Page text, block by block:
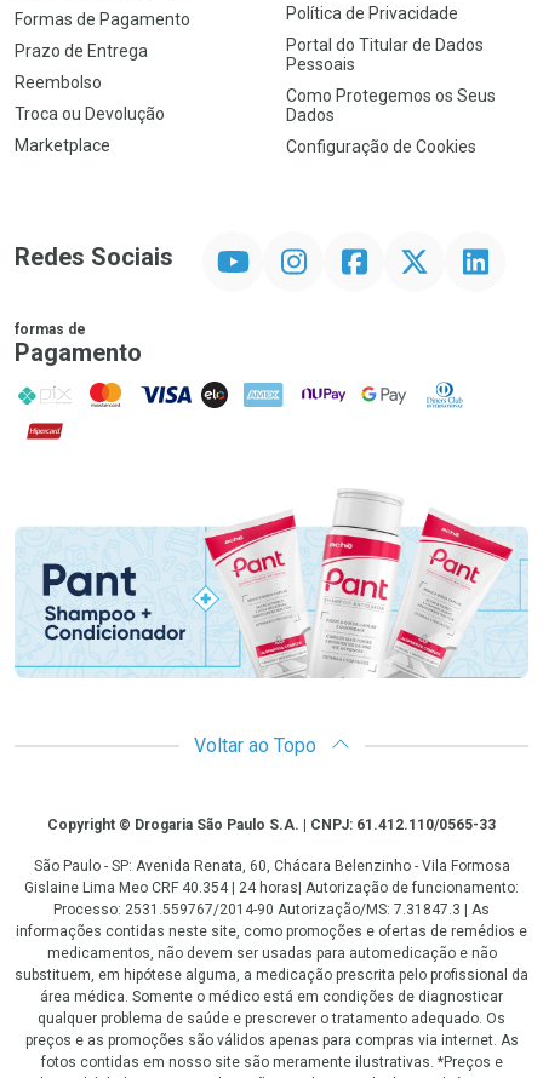
Formas de Pagamento
Prazo de Entrega
Reembolso
Troca ou Devolução
Marketplace
Política de Privacidade
Portal do Titular de Dados
Pessoais
Como Protegemos os Seus
Dados
Configuração de Cookies
Redes Sociais InstagramFacebookTwitter Linkedin
formas de
Pagamento
PIX MasterCard
VISA ELO AMEX NuPay Google PayDiners Club
Hipercard
Promoção em Destaque
Voltar ao Topo
CopyrightCopyright © Drogaria São Paulo S.A. | CNPJ: 61.412.110/0565-33
São Paulo - SP: Avenida Renata, 60, Chácara Belenzinho - Vila Formosa
Gislaine Lima Meo CRF 40.354 | 24 horas| Autorização de funcionamento:
Processo: 2531.559767/2014-90 Autorização/MS: 7.31847.3 | As
informações contidas neste site, como promoções e ofertas de remédios e
medicamentos, não devem ser usadas para automedicação e não
substituem, em hipótese alguma, a medicação prescrita pelo profissional da
área médica. Somente o médico está em condições de diagnosticar
qualquer problema de saúde e prescrever o tratamento adequado. Os
preços e as promoções são válidos apenas para compras via internet. As
fotos contidas em nosso site são meramente ilustrativas. *Preços e